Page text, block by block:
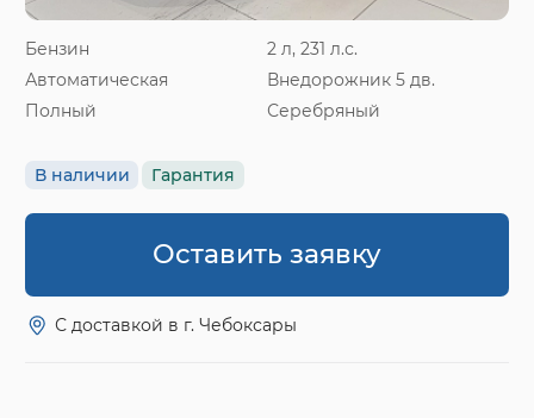
Бензин
2 л, 231 л.с.
Автоматическая
Внедорожник 5 дв.
Полный
Серебряный
В наличии Гарантия
Оставить заявку
С доставкой в г. Чебоксары